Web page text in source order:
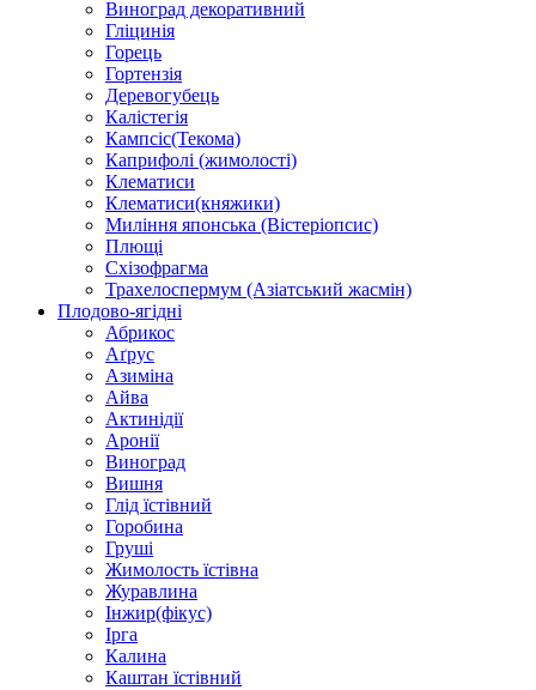
Виноград декоративний
Гліцинія
Горець
Гортензія
Деревогубець
Калістегія
Кампсіс(Текома)
Каприфолі (жимолості)
Клематиси
Клематиси(княжики)
Миління японська (Вістеріопсис)
Плющі
Схізофрагма
Трахелоспермум (Азіатський жасмін)
Плодово-ягідні
Абрикос
Аґрус
Азиміна
Айва
Актинідії
Аронії
Виноград
Вишня
Глід їстівний
Горобина
Груші
Жимолость їстівна
Журавлина
Інжир(фікус)
Ірга
Калина
Каштан їстівний